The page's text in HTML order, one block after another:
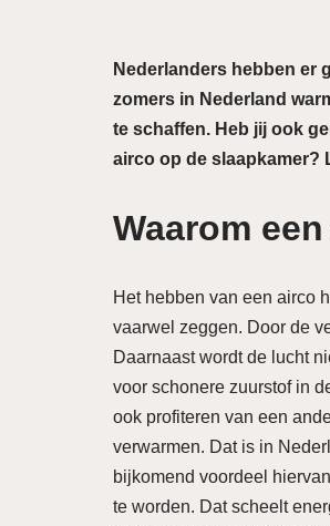
Nederlanders hebben er
zomers in Nederland
te schaffen. Heb jij ook
airco op de slaapkamer?
Waarom
Het hebben van een airco
vaarwel zeggen. Door de
Daarnaast wordt de lucht
voor schonere zuurstof in
ook profiteren van een
verwarmen. Dat is in
bijkomend voordeel
te worden. Dat scheelt